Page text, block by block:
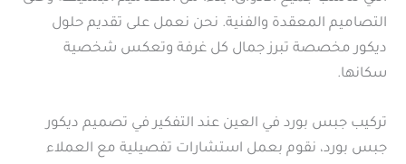
التصاميم المعقدة والفنية. نحن نعمل على تقديم حلول
ديكور مخصصة تبرز جمال كل غرفة وتعكس شخصية
سكانها.
تركيب جبس بورد في العين عند التفكير في تصميم ديكور
جبس بورد، نقوم بعمل استشارات تفصيلية مع العملاء